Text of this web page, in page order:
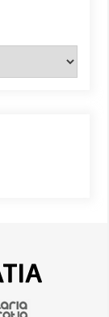
Hamaika